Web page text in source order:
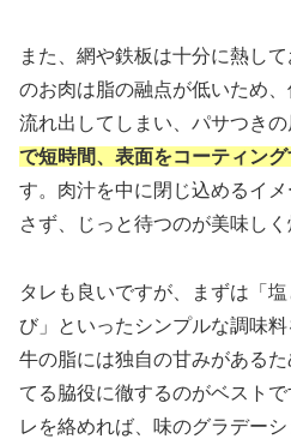
また、網や鉄板は十分に熱し
のお肉は脂の融点が低いため
流れ出してしまい、パサつきの
で短時間、表面をコーティング
す。肉汁を中に閉じ込めるイ
さず、じっと待つのが美味しく
タレも良いですが、まずは「
び」といったシンプルな調味
牛の脂には独自の甘みがある
てる脇役に徹するのがベスト
レを絡めれば、味のグラデー